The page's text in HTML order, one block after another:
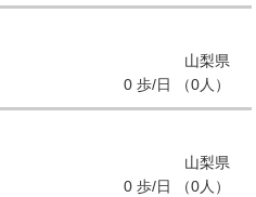
山梨県
0 歩/日 （0人）
山梨県
0 歩/日 （0人）